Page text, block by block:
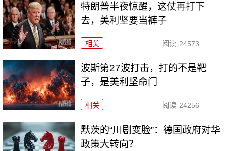
特朗普半夜惊醒，这仗再打下
去，美利坚要当裤子
相关 阅读 24573
波斯第27波打击，打的不是靶
子，是美利坚命门
相关 阅读 24256
默茨的“川剧变脸”：德国政府对华
政策大转向？